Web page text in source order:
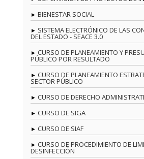
BIENESTAR SOCIAL
SISTEMA ELECTRÓNICO DE LAS
DEL ESTADO - SEACE 3.0
CURSO DE PLANEAMIENTO Y
PÚBLICO POR RESULTADO
CURSO DE PLANEAMIENTO
SECTOR PÚBLICO
CURSO DE DERECHO
CURSO DE SIGA
CURSO DE SIAF
CURSO DE PROCEDIMIENTO DE
DESINFECCIÓN